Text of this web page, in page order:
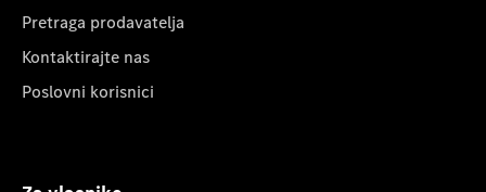
Pretraga prodavatelja
Kontaktirajte nas
Poslovni korisnici